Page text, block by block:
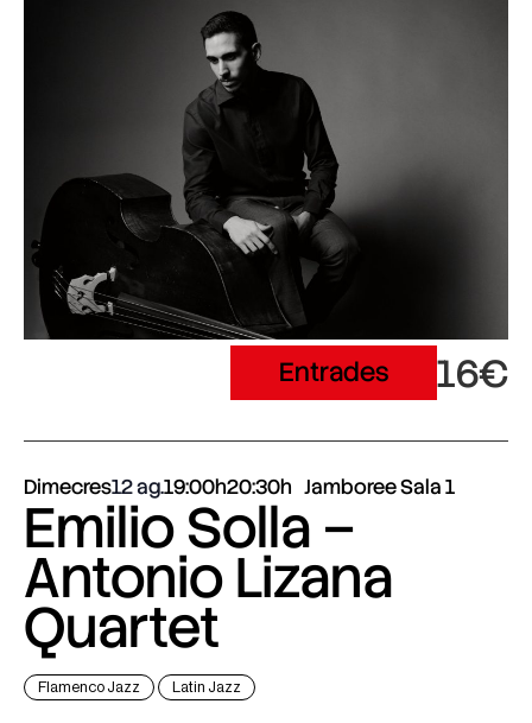
Entrades 16€
Dimecres12 ag.19:00h20:30h Jamboree Sala 1
Emilio Solla –
Antonio Lizana
Quartet
Flamenco Jazz Latin Jazz